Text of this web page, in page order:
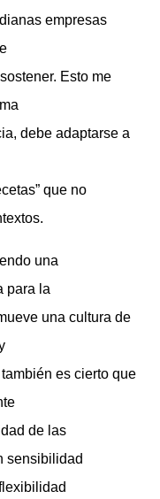
empresas
Esto me
debe adaptarse a
que no
una
para la
una cultura de
es cierto que
de las
sensibilidad